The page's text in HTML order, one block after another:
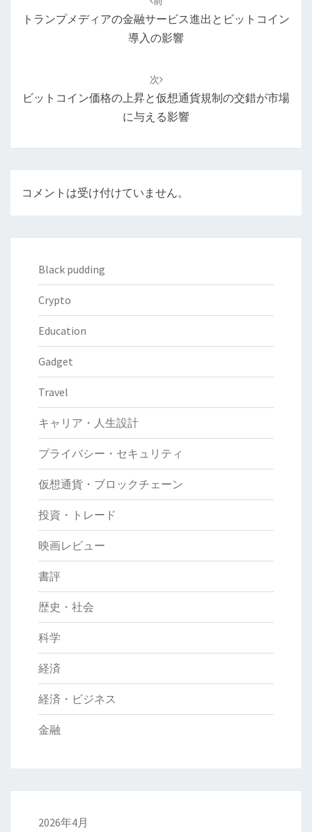
ョ
トランプメディアの金融サービス進出とビットコイン
導入の影響
次
ビットコイン価格の上昇と仮想通貨規制の交錯が市場
に与える影響
コメントは受け付けていません。
Black pudding
Crypto
Education
Gadget
Travel
キャリア・人生設計
プライバシー・セキュリティ
仮想通貨・ブロックチェーン
投資・トレード
映画レビュー
書評
歴史・社会
科学
経済
経済・ビジネス
金融
2026年4月